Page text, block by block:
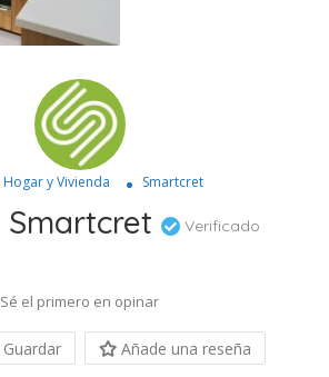
Hogar y Vivienda Smartcret
Smartcret Verificado
Sé el primero en opinar
Guardar Añade una reseña